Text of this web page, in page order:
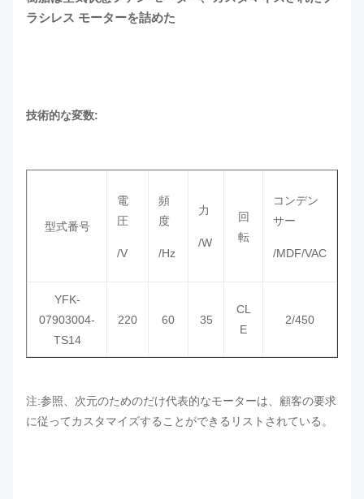
ラシレス モーターを詰めた
技術的な変数:
型式番号
電
圧
/V
頻
度
/Hz
力
/W
回
転
コンデン
サー
/MDF/VAC
YFK-
07903004-
TS14
220 60 35
CL
E
2/450
注:参照、次元のためのだけ代表的なモーターは、顧客の要求
に従ってカスタマイズすることができるリストされている。